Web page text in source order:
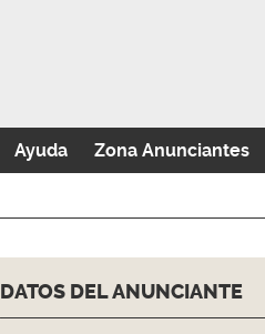
Ayuda Zona Anunciantes
DATOS DEL ANUNCIANTE